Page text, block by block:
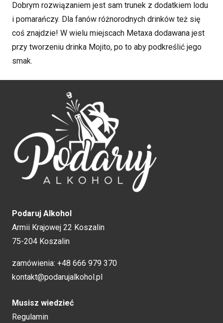
Dobrym rozwiązaniem jest sam trunek z dodatkiem lodu
i pomarańczy. Dla fanów różnorodnych drinków też się
coś znajdzie! W wielu miejscach Metaxa dodawana jest
przy tworzeniu drinka Mojito, po to aby podkreślić jego
smak.
Podaruj Alkohol
Armii Krajowej 22 Koszalin
75-204 Koszalin
zamówienia: +48 666 979 370
kontakt@podarujalkohol.pl
Musisz wiedzieć
Regulamin